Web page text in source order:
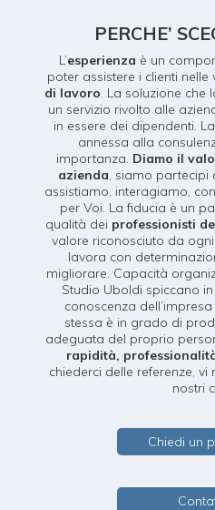
PERCHE’
L’esperienza è un
poter assistere i clienti nelle
di lavoro. La soluzione che
un servizio rivolto alle
in essere dei dipendenti.
annessa alla
importanza. Diamo il
azienda, siamo partecipi
assistiamo, interagiamo,
per Voi. La fiducia è un
qualità dei professionisti
valore riconosciuto da
lavora con
migliorare. Capacità
Studio Uboldi spiccano
conoscenza
stessa è in grado di
adeguata del proprio
rapidità,
chiederci delle referenze,
nostri
Chiedi un